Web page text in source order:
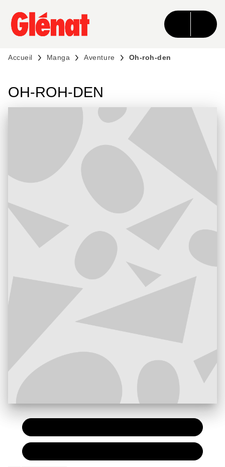
MENU RECHERCHE CONTENU
PIED DE PAGE
Accueil Manga Aventure Oh-roh-den
OH-ROH-DEN